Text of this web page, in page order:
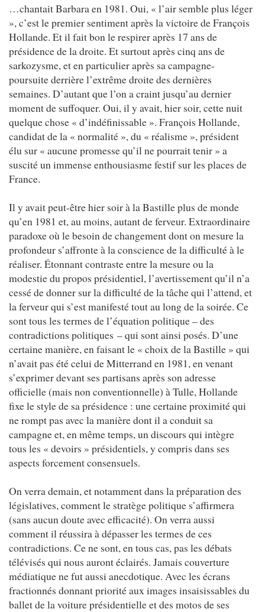
…chantait Barbara en 1981. Oui, « l’air semble plus léger
», c’est le premier sentiment après la victoire de François
Hollande. Et il fait bon le respirer après 17 ans de
présidence de la droite. Et surtout après cinq ans de
sarkozysme, et en particulier après sa campagne-
poursuite derrière l’extrême droite des dernières
semaines. D’autant que l’on a craint jusqu’au dernier
moment de suffoquer. Oui, il y avait, hier soir, cette nuit
quelque chose « d’indéfinissable ». François Hollande,
candidat de la « normalité », du « réalisme », président
élu sur « aucune promesse qu’il ne pourrait tenir » a
suscité un immense enthousiasme festif sur les places de
France.
Il y avait peut-être hier soir à la Bastille plus de monde
qu’en 1981 et, au moins, autant de ferveur. Extraordinaire
paradoxe où le besoin de changement dont on mesure la
profondeur s’affronte à la conscience de la difficulté à le
réaliser. Étonnant contraste entre la mesure ou la
modestie du propos présidentiel, l’avertissement qu’il n’a
cessé de donner sur la difficulté de la tâche qui l’attend, et
la ferveur qui s’est manifesté tout au long de la soirée. Ce
sont tous les termes de l’équation politique – des
contradictions politiques – qui sont ainsi posés. D’une
certaine manière, en faisant le « choix de la Bastille » qui
n’avait pas été celui de Mitterrand en 1981, en venant
s’exprimer devant ses partisans après son adresse
officielle (mais non conventionnelle) à Tulle, Hollande
fixe le style de sa présidence : une certaine proximité qui
ne rompt pas avec la manière dont il a conduit sa
campagne et, en même temps, un discours qui intègre
tous les « devoirs » présidentiels, y compris dans ses
aspects forcement consensuels.
On verra demain, et notamment dans la préparation des
législatives, comment le stratège politique s’affirmera
(sans aucun doute avec efficacité). On verra aussi
comment il réussira à dépasser les termes de ces
contradictions. Ce ne sont, en tous cas, pas les débats
télévisés qui nous auront éclairés. Jamais couverture
médiatique ne fut aussi anecdotique. Avec les écrans
fractionnés donnant priorité aux images insaisissables du
ballet de la voiture présidentielle et des motos de ses